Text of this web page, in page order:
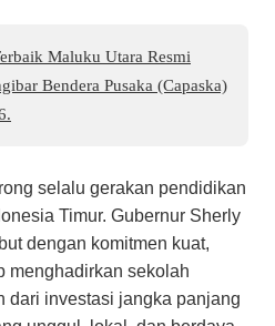
Maluku Utara Resmi
Bendera Pusaka (Capaska)
selalu gerakan pendidikan
Timur. Gubernur Sherly
dengan komitmen kuat,
menghadirkan sekolah
dari investasi jangka panjang